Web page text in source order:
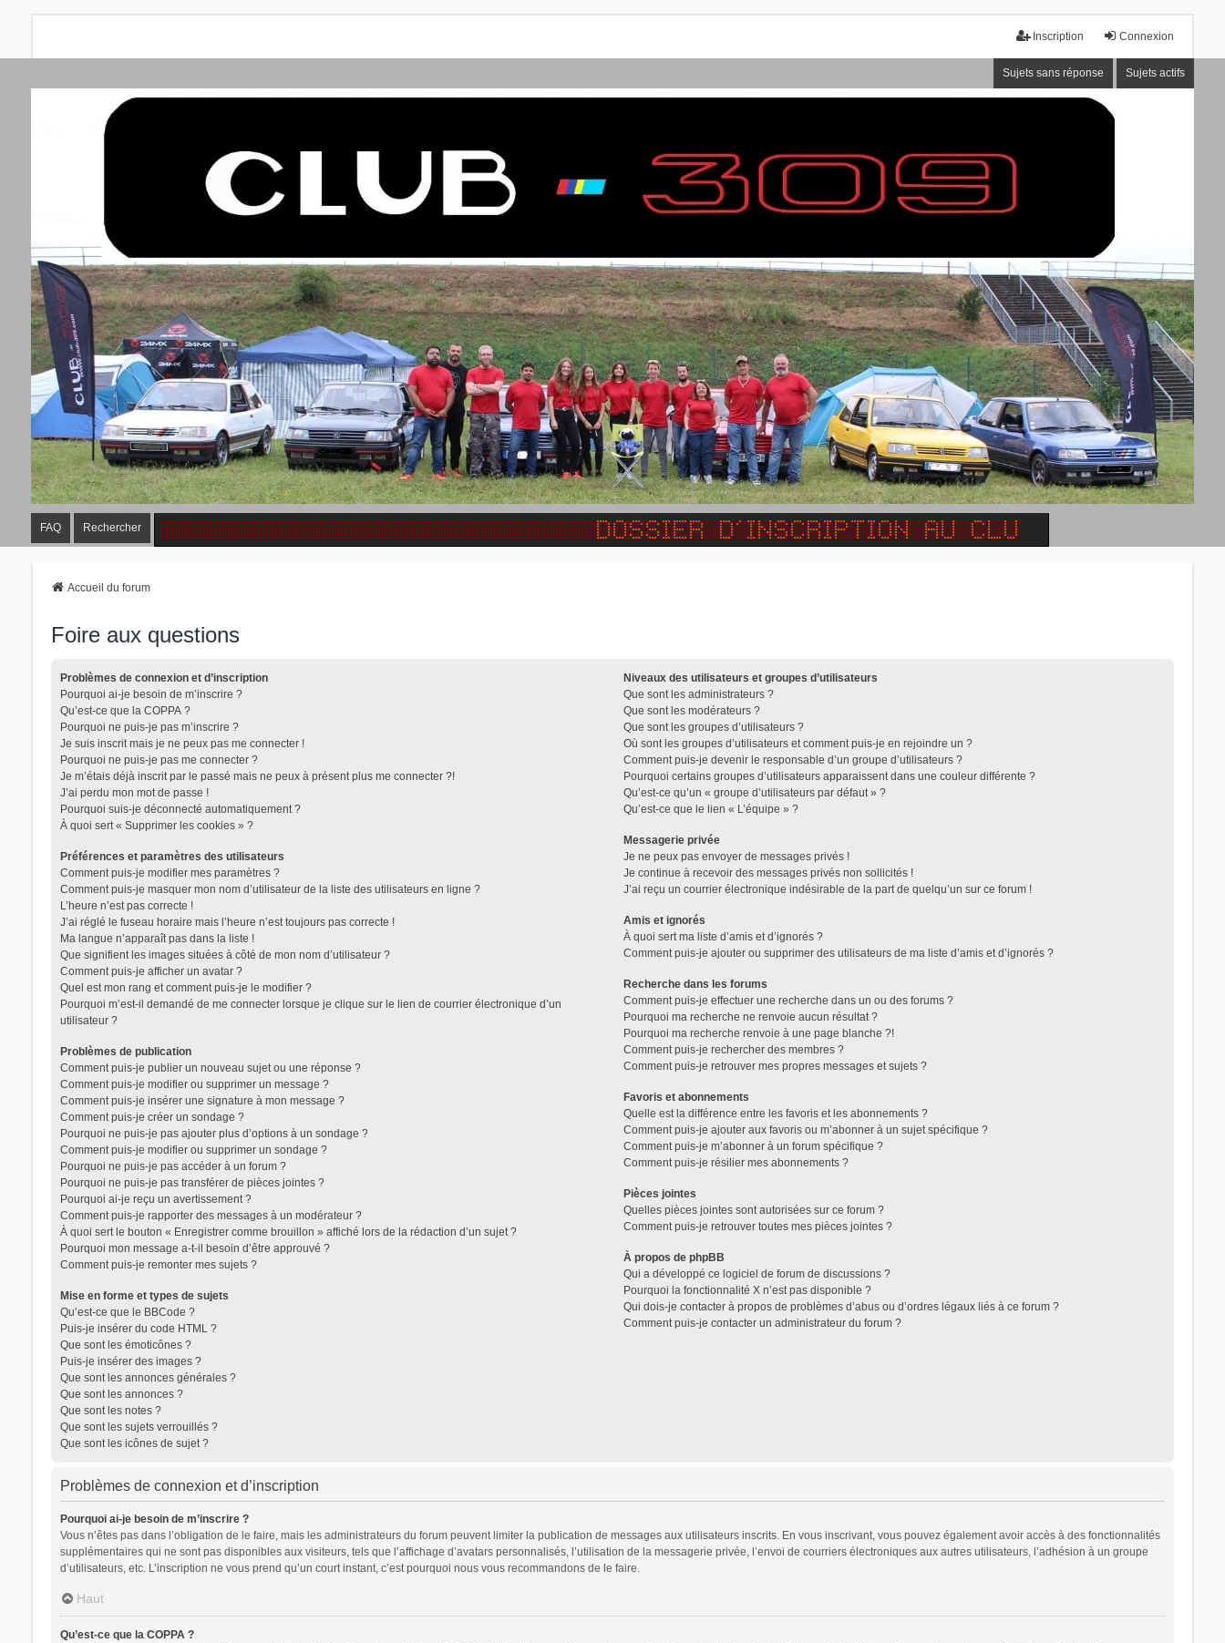
Connexion
Inscription
Sujets sans réponse Sujets actifs
FAQ Rechercher
Accueil du forum
Foire aux questions
Problèmes de connexion et d’inscription
Pourquoi ai-je besoin de m’inscrire ?
Qu’est-ce que la COPPA ?
Pourquoi ne puis-je pas m’inscrire ?
Je suis inscrit mais je ne peux pas me connecter !
Pourquoi ne puis-je pas me connecter ?
Je m’étais déjà inscrit par le passé mais ne peux à présent plus me connecter ?!
J’ai perdu mon mot de passe !
Pourquoi suis-je déconnecté automatiquement ?
À quoi sert « Supprimer les cookies » ?
Préférences et paramètres des utilisateurs
Comment puis-je modifier mes paramètres ?
Comment puis-je masquer mon nom d’utilisateur de la liste des utilisateurs en ligne ?
L’heure n’est pas correcte !
J’ai réglé le fuseau horaire mais l’heure n’est toujours pas correcte !
Ma langue n’apparaît pas dans la liste !
Que signifient les images situées à côté de mon nom d’utilisateur ?
Comment puis-je afficher un avatar ?
Quel est mon rang et comment puis-je le modifier ?
Pourquoi m’est-il demandé de me connecter lorsque je clique sur le lien de courrier électronique d’un
utilisateur ?
Problèmes de publication
Comment puis-je publier un nouveau sujet ou une réponse ?
Comment puis-je modifier ou supprimer un message ?
Comment puis-je insérer une signature à mon message ?
Comment puis-je créer un sondage ?
Pourquoi ne puis-je pas ajouter plus d’options à un sondage ?
Comment puis-je modifier ou supprimer un sondage ?
Pourquoi ne puis-je pas accéder à un forum ?
Pourquoi ne puis-je pas transférer de pièces jointes ?
Pourquoi ai-je reçu un avertissement ?
Comment puis-je rapporter des messages à un modérateur ?
À quoi sert le bouton « Enregistrer comme brouillon » affiché lors de la rédaction d’un sujet ?
Pourquoi mon message a-t-il besoin d’être approuvé ?
Comment puis-je remonter mes sujets ?
Mise en forme et types de sujets
Qu’est-ce que le BBCode ?
Puis-je insérer du code HTML ?
Que sont les émoticônes ?
Puis-je insérer des images ?
Que sont les annonces générales ?
Que sont les annonces ?
Que sont les notes ?
Que sont les sujets verrouillés ?
Que sont les icônes de sujet ?
Niveaux des utilisateurs et groupes d’utilisateurs
Que sont les administrateurs ?
Que sont les modérateurs ?
Que sont les groupes d’utilisateurs ?
Où sont les groupes d’utilisateurs et comment puis-je en rejoindre un ?
Comment puis-je devenir le responsable d’un groupe d’utilisateurs ?
Pourquoi certains groupes d’utilisateurs apparaissent dans une couleur différente ?
Qu’est-ce qu’un « groupe d’utilisateurs par défaut » ?
Qu’est-ce que le lien « L’équipe » ?
Messagerie privée
Je ne peux pas envoyer de messages privés !
Je continue à recevoir des messages privés non sollicités !
J’ai reçu un courrier électronique indésirable de la part de quelqu’un sur ce forum !
Amis et ignorés
À quoi sert ma liste d’amis et d’ignorés ?
Comment puis-je ajouter ou supprimer des utilisateurs de ma liste d’amis et d’ignorés ?
Recherche dans les forums
Comment puis-je effectuer une recherche dans un ou des forums ?
Pourquoi ma recherche ne renvoie aucun résultat ?
Pourquoi ma recherche renvoie à une page blanche ?!
Comment puis-je rechercher des membres ?
Comment puis-je retrouver mes propres messages et sujets ?
Favoris et abonnements
Quelle est la différence entre les favoris et les abonnements ?
Comment puis-je ajouter aux favoris ou m’abonner à un sujet spécifique ?
Comment puis-je m’abonner à un forum spécifique ?
Comment puis-je résilier mes abonnements ?
Pièces jointes
Quelles pièces jointes sont autorisées sur ce forum ?
Comment puis-je retrouver toutes mes pièces jointes ?
À propos de phpBB
Qui a développé ce logiciel de forum de discussions ?
Pourquoi la fonctionnalité X n’est pas disponible ?
Qui dois-je contacter à propos de problèmes d’abus ou d’ordres légaux liés à ce forum ?
Comment puis-je contacter un administrateur du forum ?
Problèmes de connexion et d’inscription
Pourquoi ai-je besoin de m’inscrire ?
Vous n’êtes pas dans l’obligation de le faire, mais les administrateurs du forum peuvent limiter la publication de messages aux utilisateurs inscrits. En vous inscrivant, vous pouvez également avoir accès à des fonctionnalités
supplémentaires qui ne sont pas disponibles aux visiteurs, tels que l’affichage d’avatars personnalisés, l’utilisation de la messagerie privée, l’envoi de courriers électroniques aux autres utilisateurs, l’adhésion à un groupe
d’utilisateurs, etc. L’inscription ne vous prend qu’un court instant, c’est pourquoi nous vous recommandons de le faire.
Haut
Qu’est-ce que la COPPA ?